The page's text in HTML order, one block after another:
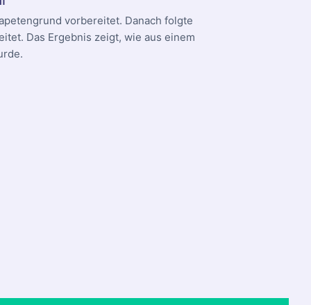
vorbereitet. Danach folgte
Das Ergebnis zeigt, wie aus einem